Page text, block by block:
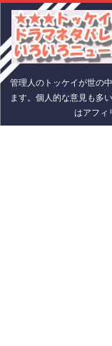
管理人のトッケイが世の
ます。個人的な意見も多
はアフィ